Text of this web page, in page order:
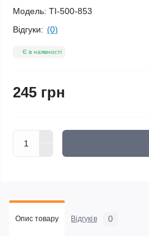
Модель: TI-500-853
Відгуки: (0)
Є в наявності
245 грн
Опис товару Відгуків 0